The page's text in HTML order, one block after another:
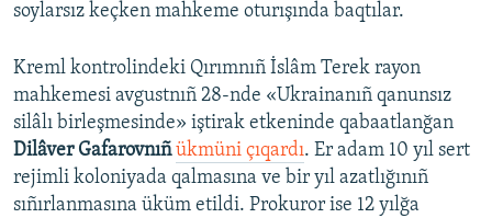
soylarsız keçken mahkeme oturışında baqtılar.
Kreml kontrolindeki Qırımnıñ İslâm Terek rayon
mahkemesi avgustnıñ 28-nde «Ukrainanıñ qanunsız
silâlı birleşmesinde» iştirak etkeninde qabaatlanğan
Dilâver Gafarovnıñükmüni çıqardı. Er adam 10 yıl sert
rejimli koloniyada qalmasına ve bir yıl azatlığınıñ
sıñırlanmasına üküm etildi. Prokuror ise 12 yılğa